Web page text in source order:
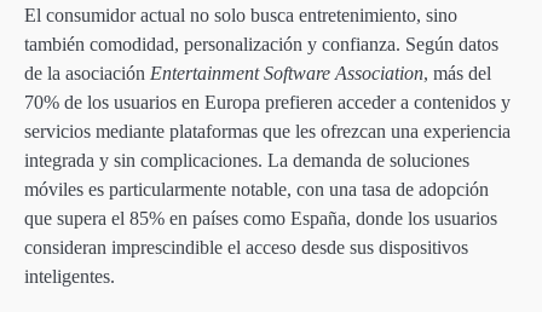
El consumidor actual no solo busca entretenimiento, sino
también comodidad, personalización y confianza. Según datos
de la asociación Entertainment Software Association, más del
70% de los usuarios en Europa prefieren acceder a contenidos y
servicios mediante plataformas que les ofrezcan una experiencia
integrada y sin complicaciones. La demanda de soluciones
móviles es particularmente notable, con una tasa de adopción
que supera el 85% en países como España, donde los usuarios
consideran imprescindible el acceso desde sus dispositivos
inteligentes.